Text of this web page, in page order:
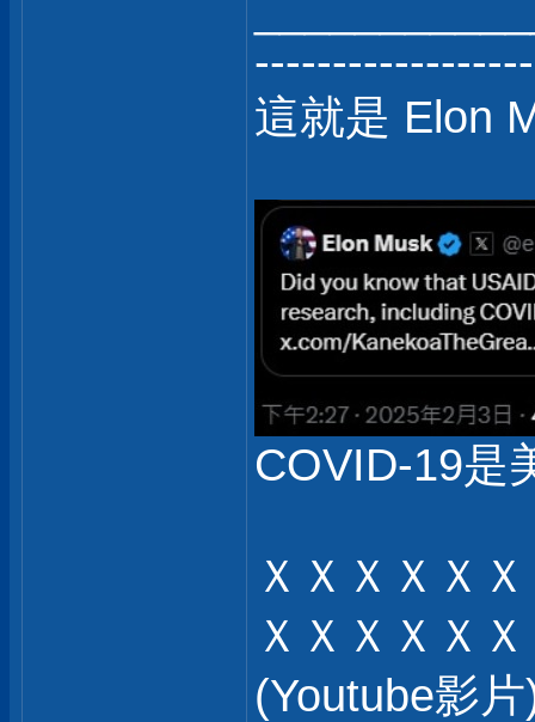
這就是 Elon
COVID-19是
ＸＸＸＸＸ
ＸＸＸＸＸ
(Youtube影